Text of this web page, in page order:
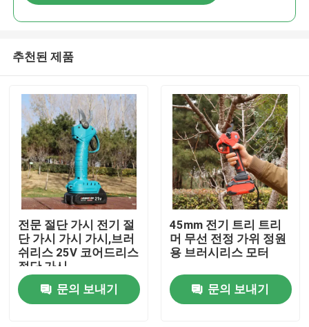
집
추천된 제품
전문 절단 가시 전기 절
단 가시 가시 가시,브러
쉬리스 25V 코어드리스
절단 가시
문의 보내기
45mm 전기 트리 트리
머 무선 전정 가위 정원
용 브러시리스 모터
문의 보내기